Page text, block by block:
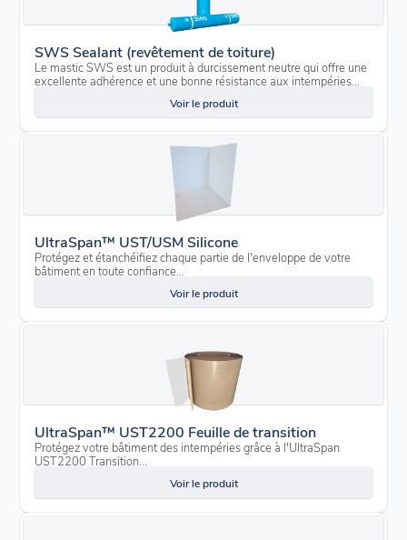
SWS Sealant (revêtement de toiture)
Le mastic SWS est un produit à durcissement neutre qui offre une
excellente adhérence et une bonne résistance aux intempéries...
Voir le produit
UltraSpan™ UST/USM Silicone
Protégez et étanchéifiez chaque partie de l'enveloppe de votre
bâtiment en toute confiance...
Voir le produit
UltraSpan™ UST2200 Feuille de transition
Protégez votre bâtiment des intempéries grâce à l'UltraSpan
UST2200 Transition...
Voir le produit